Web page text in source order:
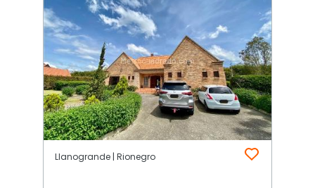
Llanogrande | Rionegro